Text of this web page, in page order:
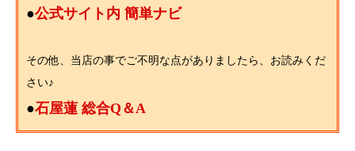
●公式サイト内 簡単ナビ
その他、当店の事でご不明な点がありましたら、お読みくだ
さい♪
●石屋蓮 総合Q＆A